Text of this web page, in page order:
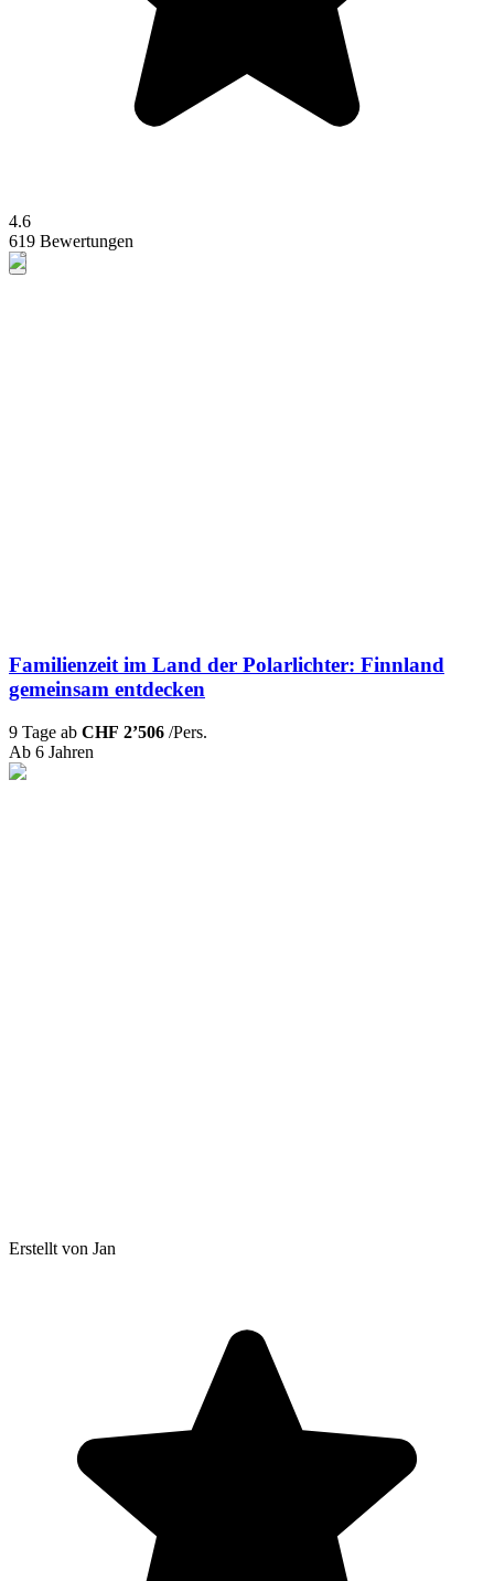
4.6
619 Bewertungen
Familienzeit im Land der Polarlichter: Finnland
gemeinsam entdecken
9 Tage ab CHF 2’506 /Pers.
Ab 6 Jahren
Erstellt von Jan